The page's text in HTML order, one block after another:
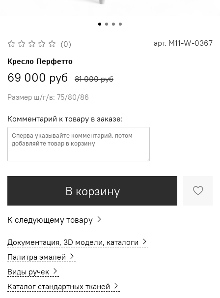
(0) арт. M11-W-0367
Кресло Перфетто
69 000 руб 81 000 руб
Размер ш/г/в: 75/80/86
Комментарий к товару в заказе:
В корзину
К следующему товару
Документация, 3D модели, каталоги
Палитра эмалей
Виды ручек
Каталог стандартных тканей